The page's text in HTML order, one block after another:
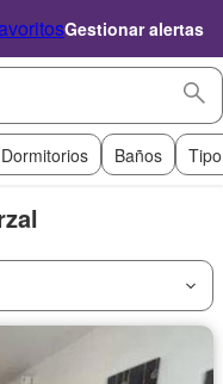
Gestionar alertas
Dormitorios Baños